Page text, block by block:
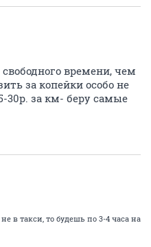
времени, чем
за копейки особо не
30р. за км- беру самые
в такси, то будешь по 3-4 часа на